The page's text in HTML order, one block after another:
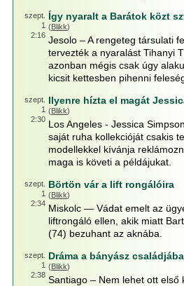
szept.
1
2:16
Így nyaralt a Barátok közt
(Blikk)
Jesolo – A rengeteg társulati
tervezték a nyaralást Tihanyi
azonban mégis csak úgy
kicsit kettesben pihenni
szept.
1
2:30
Ilyenre hízta el magát
(Blikk)
Los Angeles - Jessica
saját ruha kollekcióját csakis
modellekkel kívánja
maga is követi a példájukat.
szept.
1
2:34
Börtön vár a lift rongálóira
(Blikk)
Miskolc — Vádat emelt az
liftrongáló ellen, akik miatt
(74) bezuhant az aknába.
szept.
1
2:38
Dráma a bányász
(Blikk)
Santiago – Nem lehet ott első